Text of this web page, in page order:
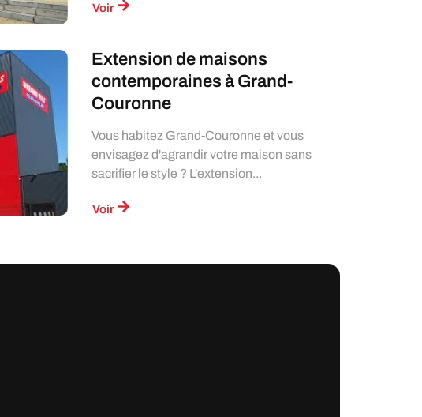
Voir
Extension de maisons
contemporaines à Grand-
Couronne
Vous habitez Grand-Couronne et vous
envisagez d'agrandir votre maison sans
sacrifier le style ? L'extension...
Voir